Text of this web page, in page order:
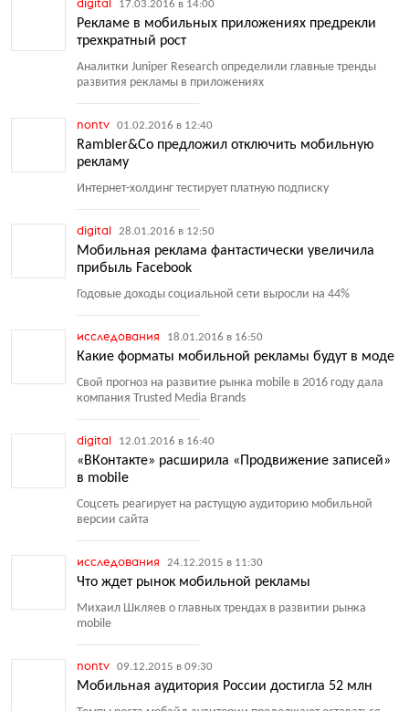
17.03.2016 в 14:00
Рекламе в мобильных приложениях предрекли
трехкратный рост
Аналитки Juniper Research определили главные тренды
развития рекламы в приложениях
nontv 01.02.2016 в 12:40
Rambler&Co предложил отключить мобильную
рекламу
Интернет-холдинг тестирует платную подписку
digital 28.01.2016 в 12:50
Мобильная реклама фантастически увеличила
прибыль Facebook
Годовые доходы социальной сети выросли на 44%
исследования 18.01.2016 в 16:50
Какие форматы мобильной рекламы будут в моде
Свой прогноз на развитие рынка mobile в 2016 году дала
компания Trusted Media Brands
digital 12.01.2016 в 16:40
«ВКонтакте» расширила «Продвижение записей»
в mobile
Соцсеть реагирует на растущую аудиторию мобильной
версии сайта
исследования 24.12.2015 в 11:30
Что ждет рынок мобильной рекламы
Михаил Шкляев о главных трендах в развитии рынка
mobile
nontv 09.12.2015 в 09:30
Мобильная аудитория России достигла 52 млн